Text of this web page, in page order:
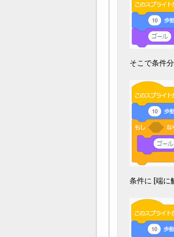
そこで条件
条件に [端に